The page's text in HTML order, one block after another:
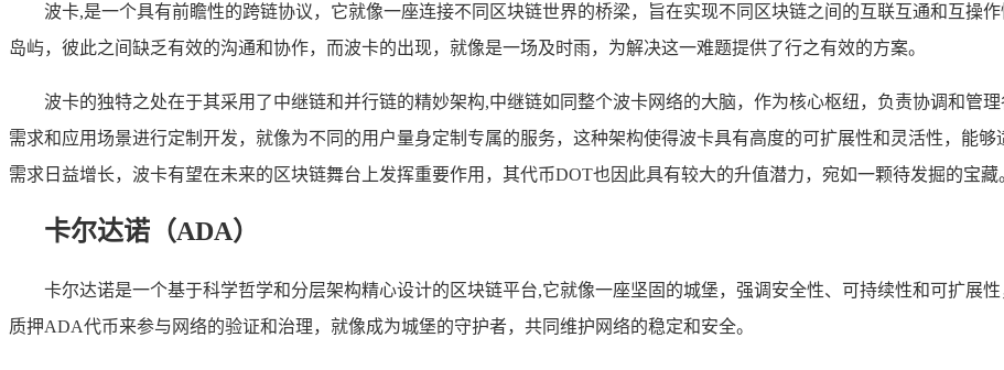
波卡,是一个具有前瞻性的跨链协议，它就像一座连接不同区块链世界的桥梁，旨在实现不同区块链之间的互联互通和互操
岛屿，彼此之间缺乏有效的沟通和协作，而波卡的出现，就像是一场及时雨，为解决这一难题提供了行之有效的方案。
波卡的独特之处在于其采用了中继链和并行链的精妙架构,中继链如同整个波卡网络的大脑，作为核心枢纽，负责协调和管
需求和应用场景进行定制开发，就像为不同的用户量身定制专属的服务，这种架构使得波卡具有高度的可扩展性和灵活性，能
需求日益增长，波卡有望在未来的区块链舞台上发挥重要作用，其代币DOT也因此具有较大的升值潜力，宛如一颗待发掘的宝藏
卡尔达诺（ADA）
卡尔达诺是一个基于科学哲学和分层架构精心设计的区块链平台,它就像一座坚固的城堡，强调安全性、可持续性和可扩展
质押ADA代币来参与网络的验证和治理，就像成为城堡的守护者，共同维护网络的稳定和安全。